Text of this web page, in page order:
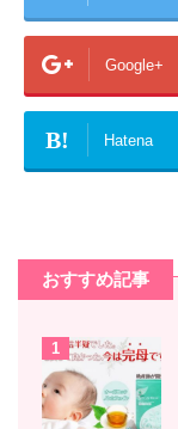
Google+
B! Hatena
おすすめ記事
1